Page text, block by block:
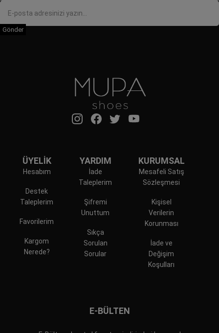
Gönder
ÜYELİK
Hesabım
Destek
Taleplerim
Favorilerim
Kargom
Nerede?
YARDIM
İade
Taleplerim
Şifremi
Unuttum
Sıkça
Sorulan
Sorular
KURUMSAL
Mesafeli Satış
Sözleşmesi
Kişisel
Verilerin
Korunması
İade ve
Değişim
Koşulları
E-BÜLTEN